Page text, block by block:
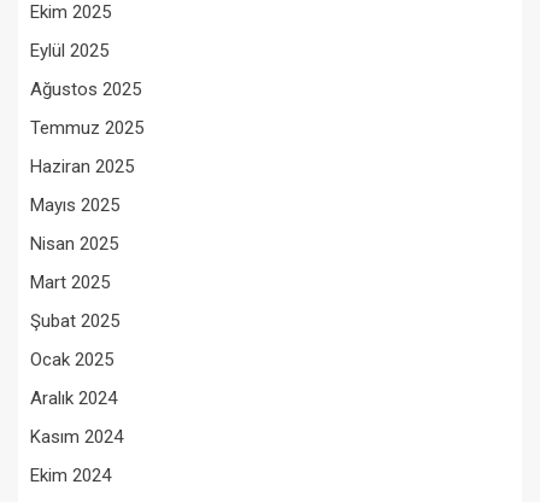
Ekim 2025
Eylül 2025
Ağustos 2025
Temmuz 2025
Haziran 2025
Mayıs 2025
Nisan 2025
Mart 2025
Şubat 2025
Ocak 2025
Aralık 2024
Kasım 2024
Ekim 2024